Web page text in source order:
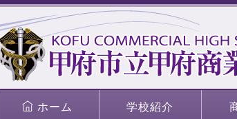
ホーム 学校紹介